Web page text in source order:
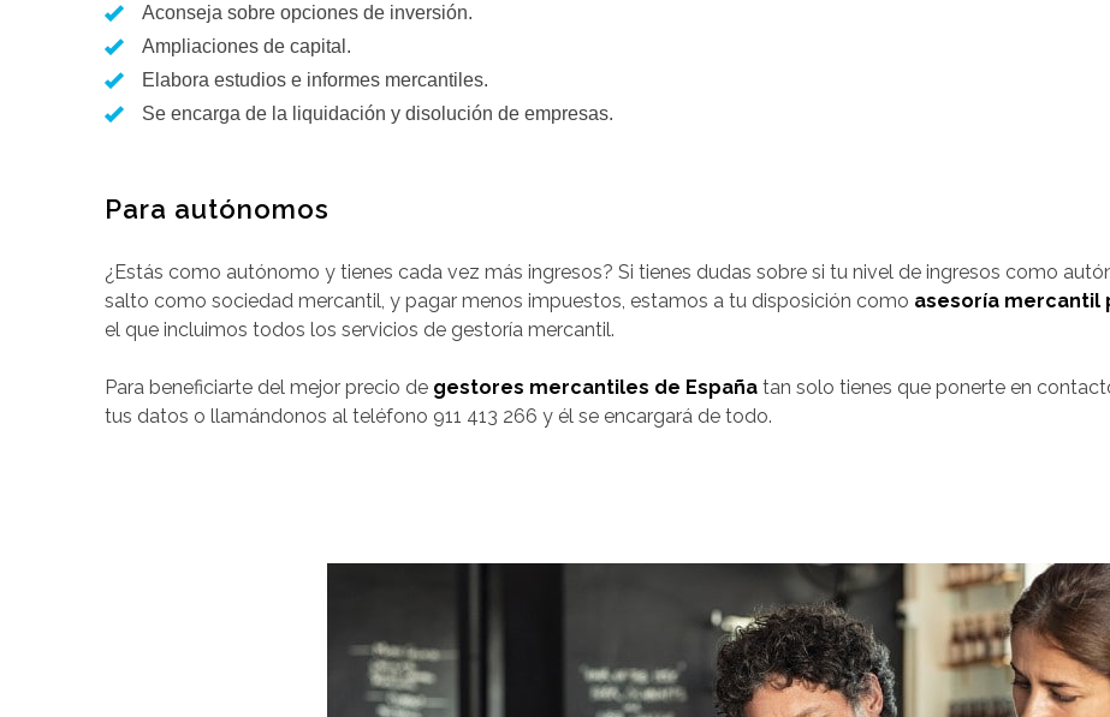
Aconseja sobre opciones de inversión.
Ampliaciones de capital.
Elabora estudios e informes mercantiles.
Se encarga de la liquidación y disolución de empresas.
Para autónomos
¿Estás como autónomo y tienes cada vez más ingresos? Si tienes dudas sobre si tu nivel de ingresos como
salto como sociedad mercantil, y pagar menos impuestos, estamos a tu disposición como asesoría mercantil
el que incluimos todos los servicios de gestoría mercantil.
Para beneficiarte del mejor precio de gestores mercantiles de España tan solo tienes que ponerte en
tus datos o llamándonos al teléfono 911 413 266 y él se encargará de todo.